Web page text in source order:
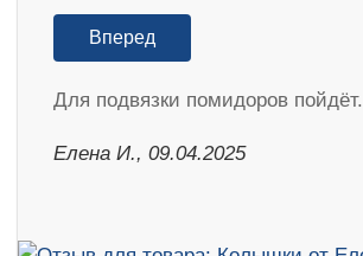
Вперед
Для подвязки помидоров пойдёт.
Елена И., 09.04.2025